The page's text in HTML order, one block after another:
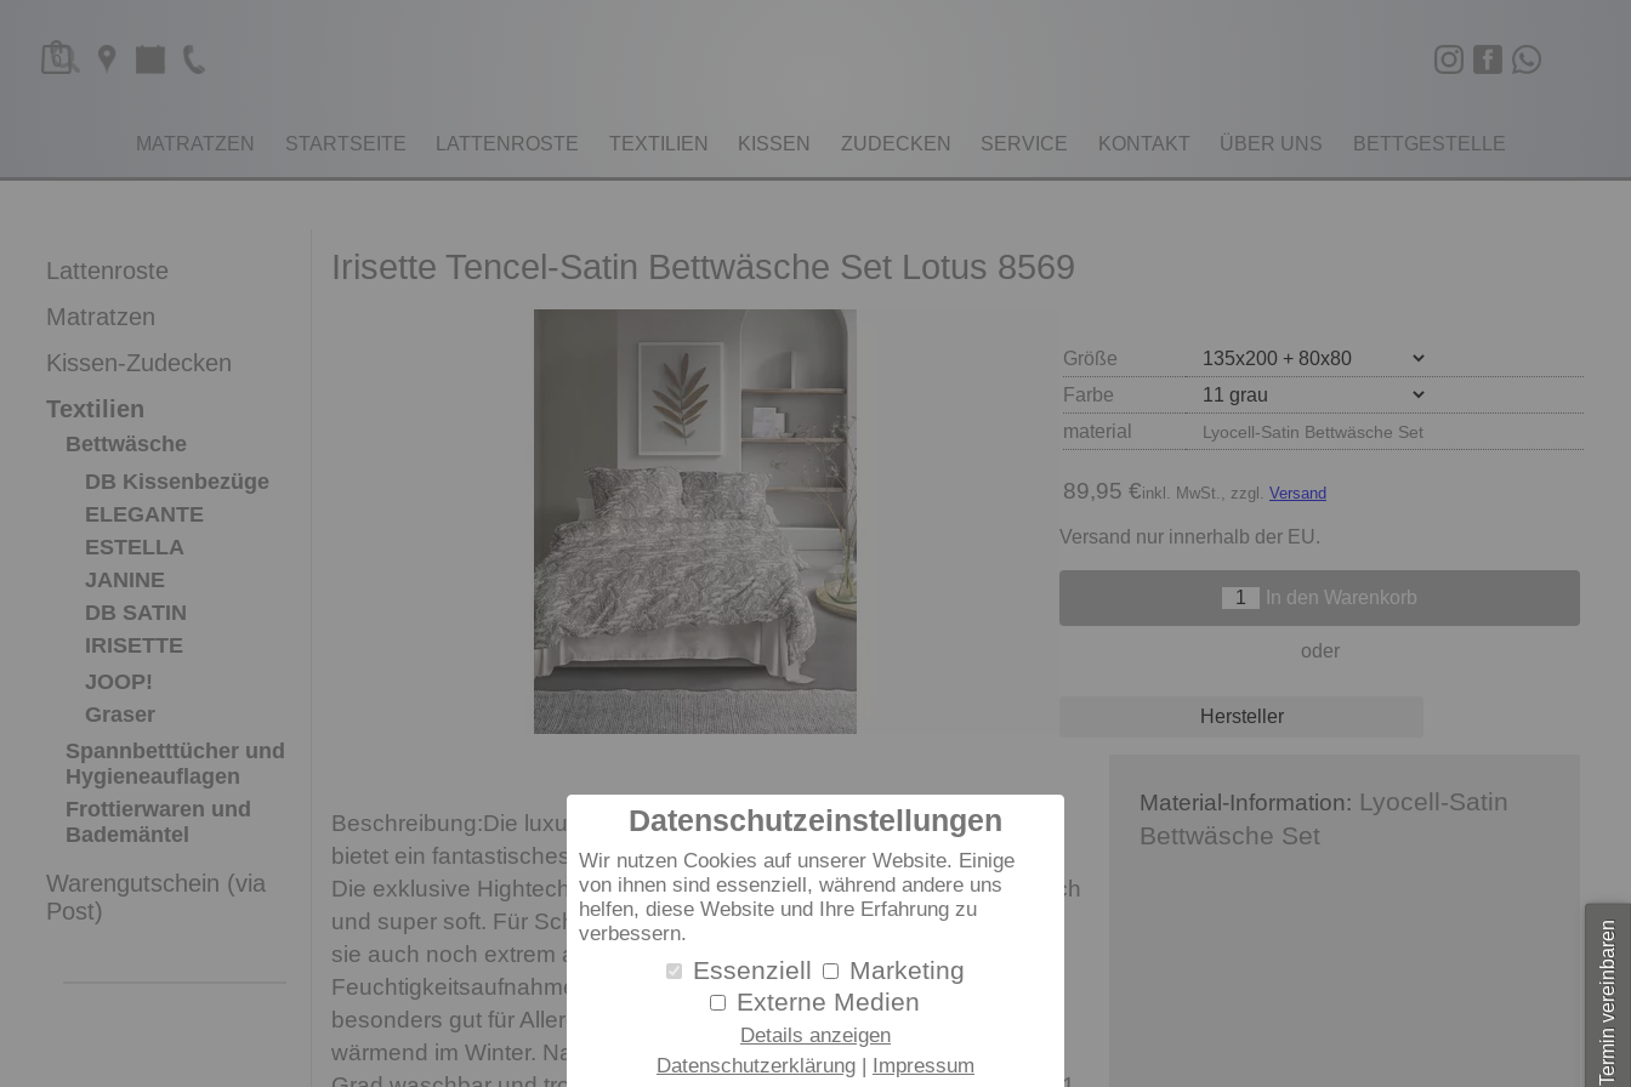
Datenschutzeinstellungen
Wir nutzen Cookies auf unserer Website. Einige
von ihnen sind essenziell, während andere uns
helfen, diese Website und Ihre Erfahrung zu
verbessern.
Essenziell
Marketing
Externe Medien
Details anzeigen
Datenschutzerklärung
Impressum
0
MATRATZEN STARTSEITE LATTENROSTE TEXTILIEN KISSEN ZUDECKEN SERVICE KONTAKT ÜBER UNS BETTGESTELLE
Lattenroste
Matratzen
Kissen-Zudecken
Textilien
Bettwäsche
DB Kissenbezüge
ELEGANTE
ESTELLA
JANINE
DB SATIN
IRISETTE
JOOP!
Graser
Spannbetttücher und
Hygieneauflagen
Frottierwaren und
Bademäntel
Warengutschein (via
Post)
Irisette Tencel-Satin Bettwäsche Set Lotus 8569
Größe
Farbe
material
Lyocell-Satin Bettwäsche Set
89,95 €inkl. MwSt., zzgl. Versand
Versand nur innerhalb der EU.
In den Warenkorb
oder
Hersteller
Die luxuriöse Bettwäsche aus 100% Lyocell Gewebe
bietet ein fantastisches Schlafgefühl, welches seines Gleichen sucht.
Die exklusive Hightechfaser auf Naturbasis ist besonders hautfreundlich
und super soft. Für Schlafen auf höchstem Niveau. Darüber hinaus ist
sie auch noch extrem atmungsaktiv, bietet eine hohe
Feuchtigkeitsaufnahme und ist schnell trocknend. Dadurch ist sie
besonders gut für Allergiker geeignet. Kühlend im Sommer und
wärmend im Winter. Natürlich Öko Tex Standard 100 zertifiziert, bei 60
Material-Information: Lyocell-Satin
Bettwäsche Set
Termin vereinbaren